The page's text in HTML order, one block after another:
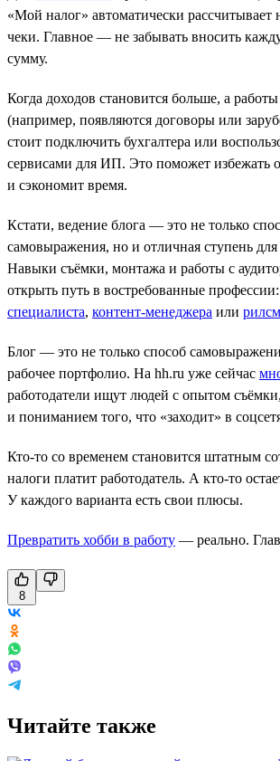
«Мой налог» автоматически рассчитывает
чеки. Главное — не забывать вносить
сумму.
Когда доходов становится больше, а
(например, появляются договоры или
стоит подключить бухгалтера или
сервисами для ИП. Это поможет избежать
и сэкономит время.
Кстати, ведение блога — это не только
самовыражения, но и отличная ступень для
Навыки съёмки, монтажа и работы с
открыть путь в востребованные профессии:
специалиста, контент-менеджера или
Блог — это не только способ
рабочее портфолио. На hh.ru уже сейчас
работодатели ищут людей с опытом
и пониманием того, что «заходит» в
Кто-то со временем становится штатным
налоги платит работодатель. А кто-то
У каждого варианта есть свои плюсы.
Превратить хобби в работу — реально.
8
Читайте также